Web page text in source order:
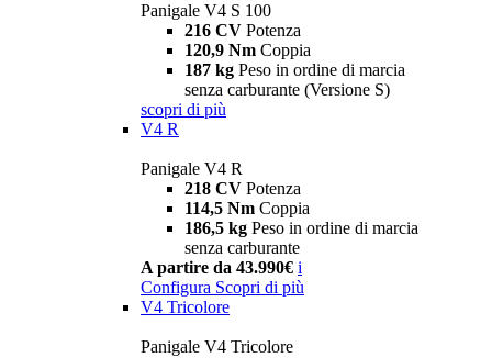
Panigale V4 S 100
216 CV Potenza
120,9 Nm Coppia
187 kg Peso in ordine di marcia
senza carburante (Versione S)
scopri di più
V4 R
Panigale V4 R
218 CV Potenza
114,5 Nm Coppia
186,5 kg Peso in ordine di marcia
senza carburante
A partire da 43.990€ i
Configura Scopri di più
V4 Tricolore
Panigale V4 Tricolore